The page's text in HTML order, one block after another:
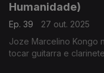
Humanidade)
Ep. 39
27 out. 2025
Joze Marcelino Kongo
tocar guitarra e